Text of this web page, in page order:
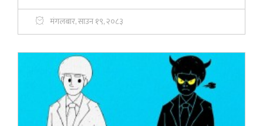
मंगलबार, साउन १९, २०८३